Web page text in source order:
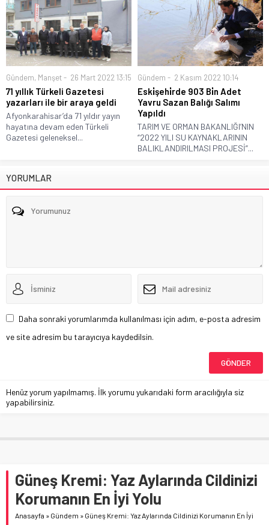
Gündem, Manşet 26 Mart 2022 13:15
71 yıllık Türkeli Gazetesi
yazarları ile bir araya geldi
Afyonkarahisar’da 71 yıldır yayın
hayatına devam eden Türkeli
Gazetesi geleneksel...
Gündem 2 Kasım 2022 10:14
Eski̇şehi̇rde 903 Bi̇n Adet
Yavru Sazan Balığı Salımı
Yapıldı
TARIM VE ORMAN BAKANLIĞI’NIN
“2022 YILI SU KAYNAKLARININ
BALIKLANDIRILMASI PROJESİ”...
YORUMLAR
Daha sonraki yorumlarımda kullanılması için adım, e-posta adresim
ve site adresim bu tarayıcıya kaydedilsin.
Henüz yorum yapılmamış. İlk yorumu yukarıdaki form aracılığıyla siz
yapabilirsiniz.
Güneş Kremi: Yaz Aylarında Cildinizi
Korumanın En İyi Yolu
Anasayfa » Gündem » Güneş Kremi: Yaz Aylarında Cildinizi Korumanın En İyi